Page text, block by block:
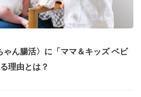
ゃん腸活〉に「ママ＆キッズ ベビ
理由とは？